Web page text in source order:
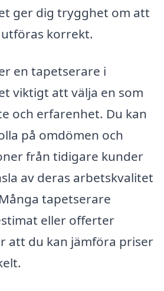
ger dig trygghet om att
korrekt.
en tapetserare i
viktigt att välja en som
och erfarenhet. Du kan
på omdömen och
från tidigare kunder
av deras arbetskvalitet
tapetserare
eller offerter
att du kan jämföra priser